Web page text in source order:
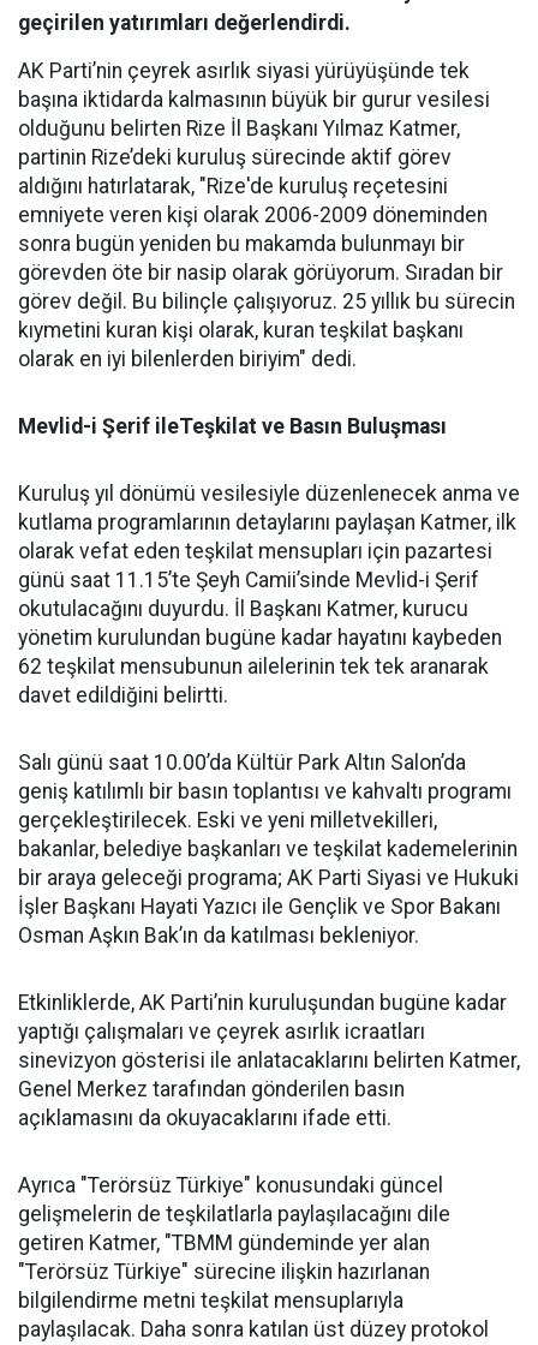
geçirilen yatırımları değerlendirdi.
AK Parti’nin çeyrek asırlık siyasi yürüyüşünde tek
başına iktidarda kalmasının büyük bir gurur vesilesi
olduğunu belirten Rize İl Başkanı Yılmaz Katmer,
partinin Rize’deki kuruluş sürecinde aktif görev
aldığını hatırlatarak, "Rize'de kuruluş reçetesini
emniyete veren kişi olarak 2006-2009 döneminden
sonra bugün yeniden bu makamda bulunmayı bir
görevden öte bir nasip olarak görüyorum. Sıradan bir
görev değil. Bu bilinçle çalışıyoruz. 25 yıllık bu sürecin
kıymetini kuran kişi olarak, kuran teşkilat başkanı
olarak en iyi bilenlerden biriyim" dedi.
Mevlid-i Şerif ileTeşkilat ve Basın Buluşması
Kuruluş yıl dönümü vesilesiyle düzenlenecek anma ve
kutlama programlarının detaylarını paylaşan Katmer, ilk
olarak vefat eden teşkilat mensupları için pazartesi
günü saat 11.15’te Şeyh Camii’sinde Mevlid-i Şerif
okutulacağını duyurdu. İl Başkanı Katmer, kurucu
yönetim kurulundan bugüne kadar hayatını kaybeden
62 teşkilat mensubunun ailelerinin tek tek aranarak
davet edildiğini belirtti.
Salı günü saat 10.00’da Kültür Park Altın Salon’da
geniş katılımlı bir basın toplantısı ve kahvaltı programı
gerçekleştirilecek. Eski ve yeni milletvekilleri,
bakanlar, belediye başkanları ve teşkilat kademelerinin
bir araya geleceği programa; AK Parti Siyasi ve Hukuki
İşler Başkanı Hayati Yazıcı ile Gençlik ve Spor Bakanı
Osman Aşkın Bak’ın da katılması bekleniyor.
Etkinliklerde, AK Parti’nin kuruluşundan bugüne kadar
yaptığı çalışmaları ve çeyrek asırlık icraatları
sinevizyon gösterisi ile anlatacaklarını belirten Katmer,
Genel Merkez tarafından gönderilen basın
açıklamasını da okuyacaklarını ifade etti.
Ayrıca "Terörsüz Türkiye" konusundaki güncel
gelişmelerin de teşkilatlarla paylaşılacağını dile
getiren Katmer, "TBMM gündeminde yer alan
"Terörsüz Türkiye" sürecine ilişkin hazırlanan
bilgilendirme metni teşkilat mensuplarıyla
paylaşılacak. Daha sonra katılan üst düzey protokol